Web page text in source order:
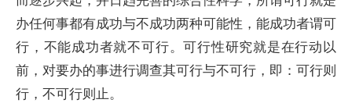
办任何事都有成功与不成功两种可能性，能成功者谓可
行，不能成功者就不可行。可行性研究就是在行动以
前，对要办的事进行调查其可行与不可行，即：可行则
行，不可行则止。